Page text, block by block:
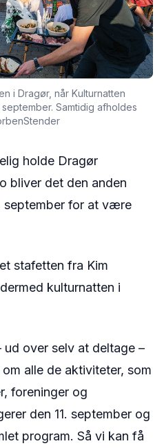
i Dragør, når Kulturnatten
Samtidig afholdes
holde Dragør
bliver det den anden
september for at være
stafetten fra Kim
kulturnatten i
ud over selv at deltage –
alle de aktiviteter, som
foreninger og
den 11. september og
program. Så vi kan få